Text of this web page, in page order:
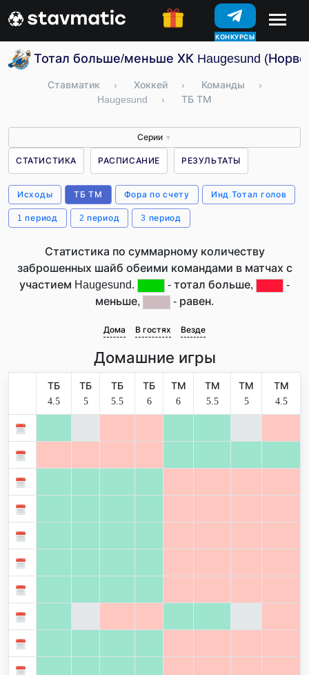
КОНКУРСЫ
Тотал больше/меньше ХК Haugesund
Ставматик › Хоккей › Команды
›
Haugesund
› ТБ ТМ
Серии ▼
СТАТИСТИКА РАСПИСАНИЕ РЕЗУЛЬТАТЫ
Исходы ТБ ТМ Фора по счету Инд.Тотал голов
1 период 2 период 3 период
Статистика по суммарному количеству
заброшенных шайб обеими командами в матчах с
участием Haugesund.
- тотал больше,
-
меньше,
- равен.
Дома В гостях Везде
Домашние игры
ТБ
4.5
ТБ
5
ТБ
5.5
ТБ
6
ТМ
6
ТМ
5.5
ТМ
5
ТМ
4.5